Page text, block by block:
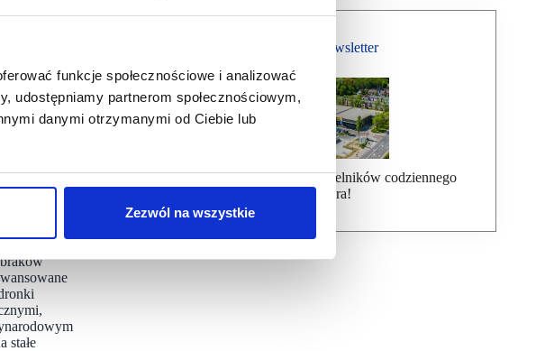
funkcje społecznościowe i analizować
udostępniamy partnerom społecznościowym,
danymi otrzymanymi od Ciebie lub
Zezwól na wszystkie
roku
jest
w nim
kluczową
stałe
Bezpłatny Newsletter
Dołącz do ponad 7000 czytelników codziennego
newslettera!